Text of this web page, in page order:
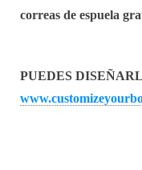
correas de espuela
PUEDES